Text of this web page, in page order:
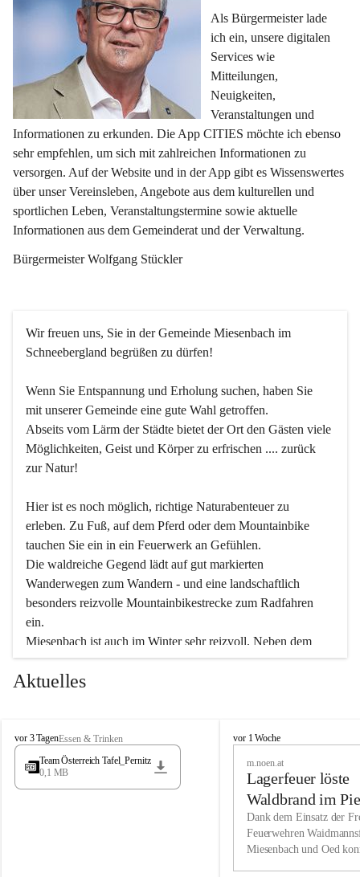
Als Bürgermeister lade
ich ein, unsere digitalen
Services wie
Mitteilungen,
Neuigkeiten,
Veranstaltungen und
Informationen zu erkunden. Die App CITIES möchte ich ebenso
sehr empfehlen, um sich mit zahlreichen Informationen zu
versorgen. Auf der Website und in der App gibt es Wissenswertes
über unser Vereinsleben, Angebote aus dem kulturellen und
sportlichen Leben, Veranstaltungstermine sowie aktuelle
Informationen aus dem Gemeinderat und der Verwaltung.
Bürgermeister Wolfgang Stückler
Wir freuen uns, Sie in der Gemeinde Miesenbach im
Schneebergland begrüßen zu dürfen!
Wenn Sie Entspannung und Erholung suchen, haben Sie
mit unserer Gemeinde eine gute Wahl getroffen.
Abseits vom Lärm der Städte bietet der Ort den Gästen viele
Möglichkeiten, Geist und Körper zu erfrischen .... zurück
zur Natur!
Hier ist es noch möglich, richtige Naturabenteuer zu
erleben. Zu Fuß, auf dem Pferd oder dem Mountainbike
tauchen Sie ein in ein Feuerwerk an Gefühlen.
Die waldreiche Gegend lädt auf gut markierten
Wanderwegen zum Wandern - und eine landschaftlich
besonders reizvolle Mountainbikestrecke zum Radfahren
ein.
Miesenbach ist auch im Winter sehr reizvoll. Neben dem
Eisstockschießen gibt es auf dem nahe gelegenen Unterberg
wunderschöne Naturschneepisten, die zum Schifahren oder
vielfältige Angebot unserer Kulturvereine.
Überzeugen Sie sich selbst, dass Sie in Miesenbach sowie
in den Beherbergungsbetrieben, Gaststätten und urigen
Wir kennen Miesenbach als lebens- und liebenswerten Ort.
Tradition und Innovation werden ebenso groß geschrieben
Aktuelles
M
i
s
vor 3 TagenEssen & Trinken
Team Österreich Tafel_Pernitz
0,1 MB
M
h
vor 1 Woche
m.noen.at
Lagerfeuer löste
Waldbrand im
aus
Dank dem Einsatz der
Feuerwehren
Miesenbach und Oed